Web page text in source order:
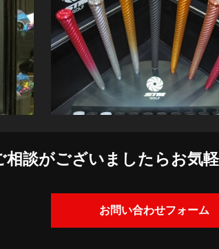
相談がございましたらお気
お問い合わせフォーム